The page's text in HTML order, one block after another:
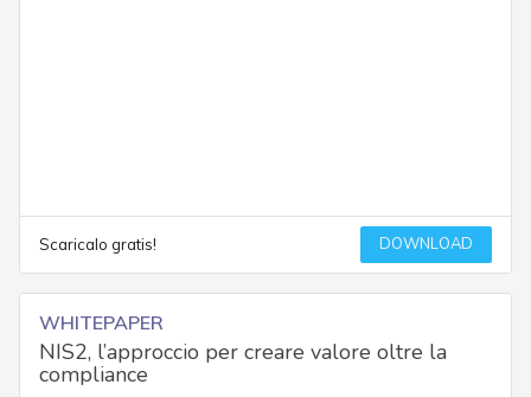
Scaricalo gratis! DOWNLOAD
WHITEPAPER
NIS2, l’approccio per creare valore oltre la
compliance